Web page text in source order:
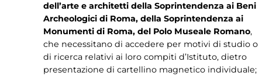
dell’arte e architetti della Soprintendenza ai Beni
Archeologici di Roma, della Soprintendenza ai
Monumenti di Roma, del Polo Museale Romano,
che necessitano di accedere per motivi di studio o
di ricerca relativi ai loro compiti d’Istituto, dietro
presentazione di cartellino magnetico individuale;